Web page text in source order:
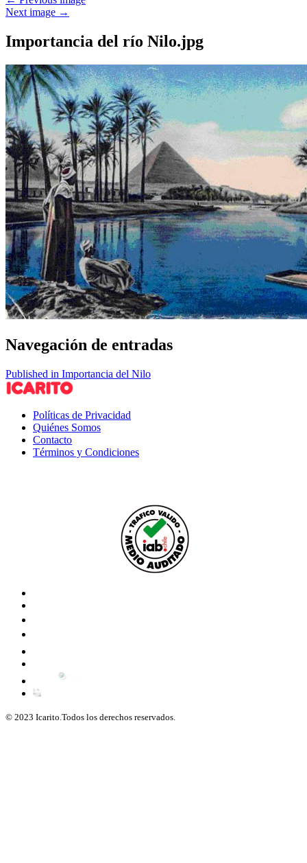
Next image →
Importancia del río Nilo.jpg
Navegación de entradas
Published in Importancia del Nilo
Políticas de Privacidad
Quiénes Somos
Contacto
Términos y Condiciones
© 2023 Icarito.Todos los derechos reservados.